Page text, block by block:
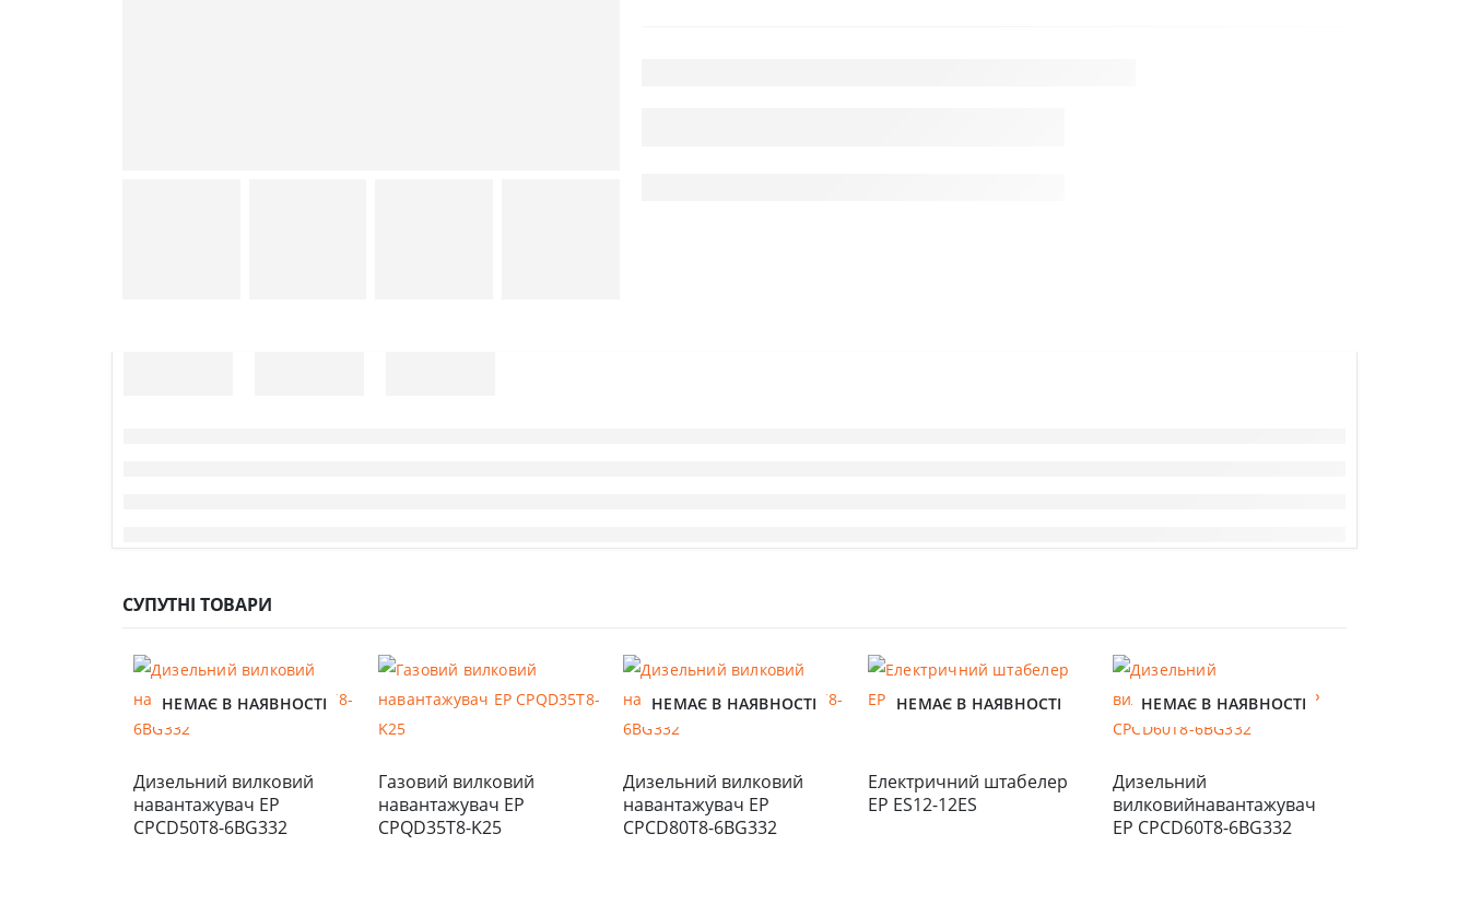
СУПУТНІ ТОВАРИ
НЕМАЄ В НАЯВНОСТІ
Дизельний вилковий
навантажувач EP
CPCD50T8-6BG332
Газовий вилковий
навантажувач EP
CPQD35T8-K25
НЕМАЄ В НАЯВНОСТІ
Дизельний вилковий
навантажувач EP
CPCD80T8-6BG332
НЕМАЄ В НАЯВНОСТІ
Електричний штабелер
EP ES12-12ES
НЕМАЄ В НАЯВНОСТІ
Дизельний
вилковийнавантажувач
EP CPCD60T8-6BG332